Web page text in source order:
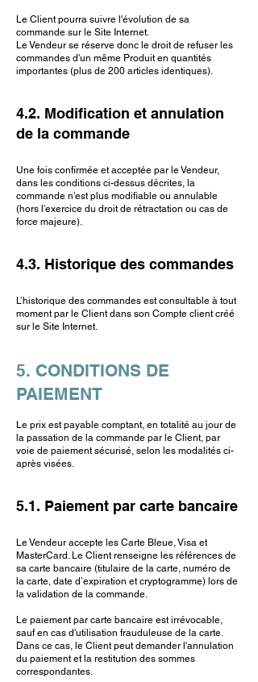
Le Client pourra suivre l'évolution de sa
commande sur le Site Internet.
Le Vendeur se réserve donc le droit de refuser les
commandes d'un même Produit en quantités
importantes (plus de 200 articles identiques).
4.2. Modification et annulation
de la commande
Une fois confirmée et acceptée par le Vendeur,
dans les conditions ci-dessus décrites, la
commande n'est plus modifiable ou annulable
(hors l'exercice du droit de rétractation ou cas de
force majeure).
4.3. Historique des commandes
L’historique des commandes est consultable à tout
moment par le Client dans son Compte client créé
sur le Site Internet.
5. CONDITIONS DE
PAIEMENT
Le prix est payable comptant, en totalité au jour de
la passation de la commande par le Client, par
voie de paiement sécurisé, selon les modalités ci-
après visées.
5.1. Paiement par carte bancaire
Le Vendeur accepte les Carte Bleue, Visa et
MasterCard. Le Client renseigne les références de
sa carte bancaire (titulaire de la carte, numéro de
la carte, date d’expiration et cryptogramme) lors de
la validation de la commande.
Le paiement par carte bancaire est irrévocable,
sauf en cas d'utilisation frauduleuse de la carte.
Dans ce cas, le Client peut demander l'annulation
du paiement et la restitution des sommes
correspondantes.